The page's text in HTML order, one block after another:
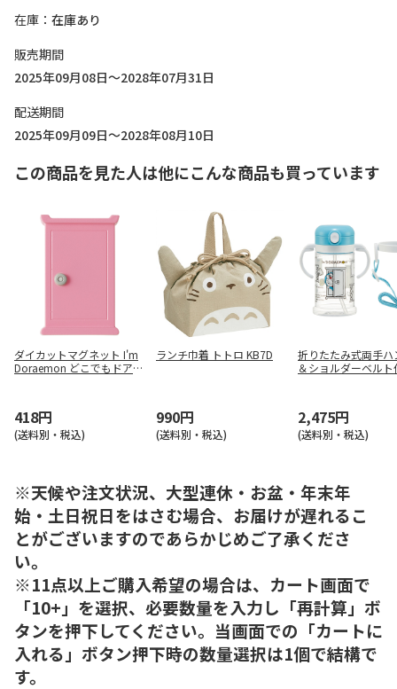
在庫
在庫あり
販売期間
2025年09月08日～2028年07月31日
配送期間
2025年09月09日～2028年08月10日
この商品を見た人は他にこんな商品も買っています
ダイカットマグネット I'm
Doraemon どこでもドア
418円
(送料別・税込)
ランチ巾着 トトロ KB7D
990円
(送料別・税込)
折りたたみ式両手ハ
＆ショルダーベルト
2,475円
(送料別・税込)
※天候や注文状況、大型連休・お盆・年末年
始・土日祝日をはさむ場合、お届けが遅れるこ
とがございますのであらかじめご了承くださ
い。
※11点以上ご購入希望の場合は、カート画面で
「10+」を選択、必要数量を入力し「再計算」ボ
タンを押下してください。当画面での「カートに
入れる」ボタン押下時の数量選択は1個で結構で
す。